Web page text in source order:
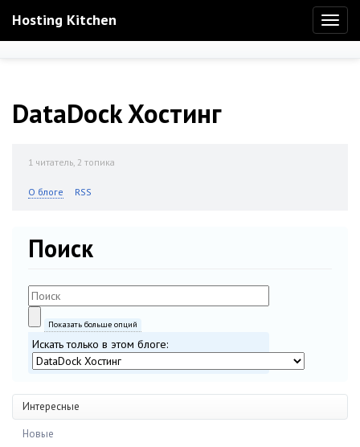
Hosting Kitchen
DataDock Хостинг
1 читатель, 2 топика
О блоге RSS
Поиск
Показать больше опций
Искать только в этом блоге:
Интересные
Новые